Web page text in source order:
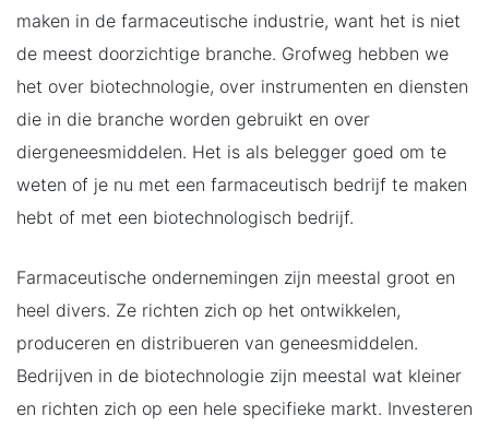
maken in de farmaceutische industrie, want het is niet
de meest doorzichtige branche. Grofweg hebben we
het over biotechnologie, over instrumenten en diensten
die in die branche worden gebruikt en over
diergeneesmiddelen. Het is als belegger goed om te
weten of je nu met een farmaceutisch bedrijf te maken
hebt of met een biotechnologisch bedrijf.
Farmaceutische ondernemingen zijn meestal groot en
heel divers. Ze richten zich op het ontwikkelen,
produceren en distribueren van geneesmiddelen.
Bedrijven in de biotechnologie zijn meestal wat kleiner
en richten zich op een hele specifieke markt. Investeren